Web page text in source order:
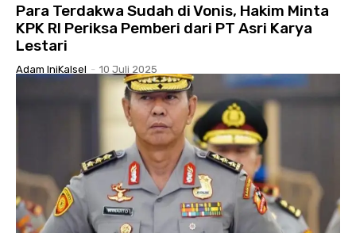
Para Terdakwa Sudah di Vonis, Hakim Minta
KPK RI Periksa Pemberi dari PT Asri Karya
Lestari
Adam IniKalsel - 10 Juli 2025